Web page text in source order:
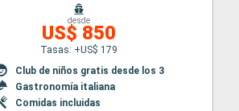
desde
US$ 850
Tasas: +US$ 179
Club de niños gratis desde los 3
Gastronomía italiana
Comidas incluidas